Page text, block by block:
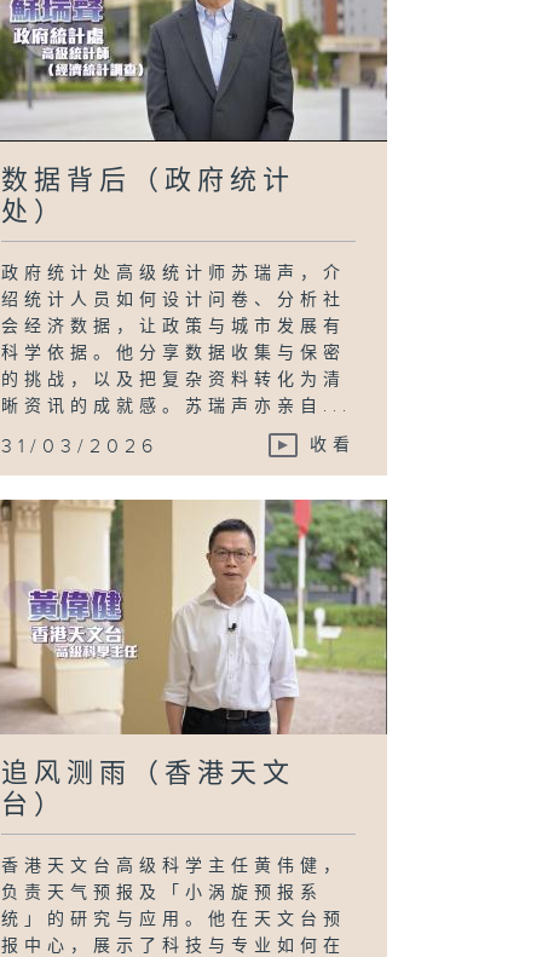
数据背后（政府统计
处）
政府统计处高级统计师苏瑞声，介
绍统计人员如何设计问卷、分析社
会经济数据，让政策与城市发展有
科学依据。他分享数据收集与保密
的挑战，以及把复杂资料转化为清
晰资讯的成就感。苏瑞声亦亲自...
31/03/2026 收看
追风测雨（香港天文
台）
香港天文台高级科学主任黄伟健，
负责天气预报及「小涡旋预报系
统」的研究与应用。他在天文台预
报中心，展示了科技与专业如何在